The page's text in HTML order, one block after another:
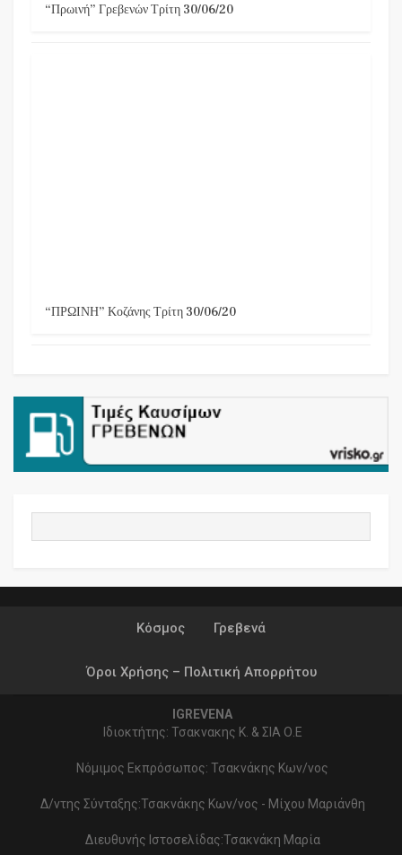
“Πρωινή” Γρεβενών Τρίτη 30/06/20
“ΠΡΩΙΝΗ” Κοζάνης Τρίτη 30/06/20
Κόσμος Γρεβενά
Όροι Χρήσης – Πολιτική Απορρήτου
IGREVENA
Ιδιοκτήτης: Τσακνακης Κ. & ΣΙΑ Ο.Ε
Νόμιμος Εκπρόσωπος: Τσακνάκης Κων/νος
Δ/ντης Σύνταξης:Τσακνάκης Κων/νος - Μίχου Μαριάνθη
Διευθυνής Ιστοσελίδας:Τσακνάκη Μαρία